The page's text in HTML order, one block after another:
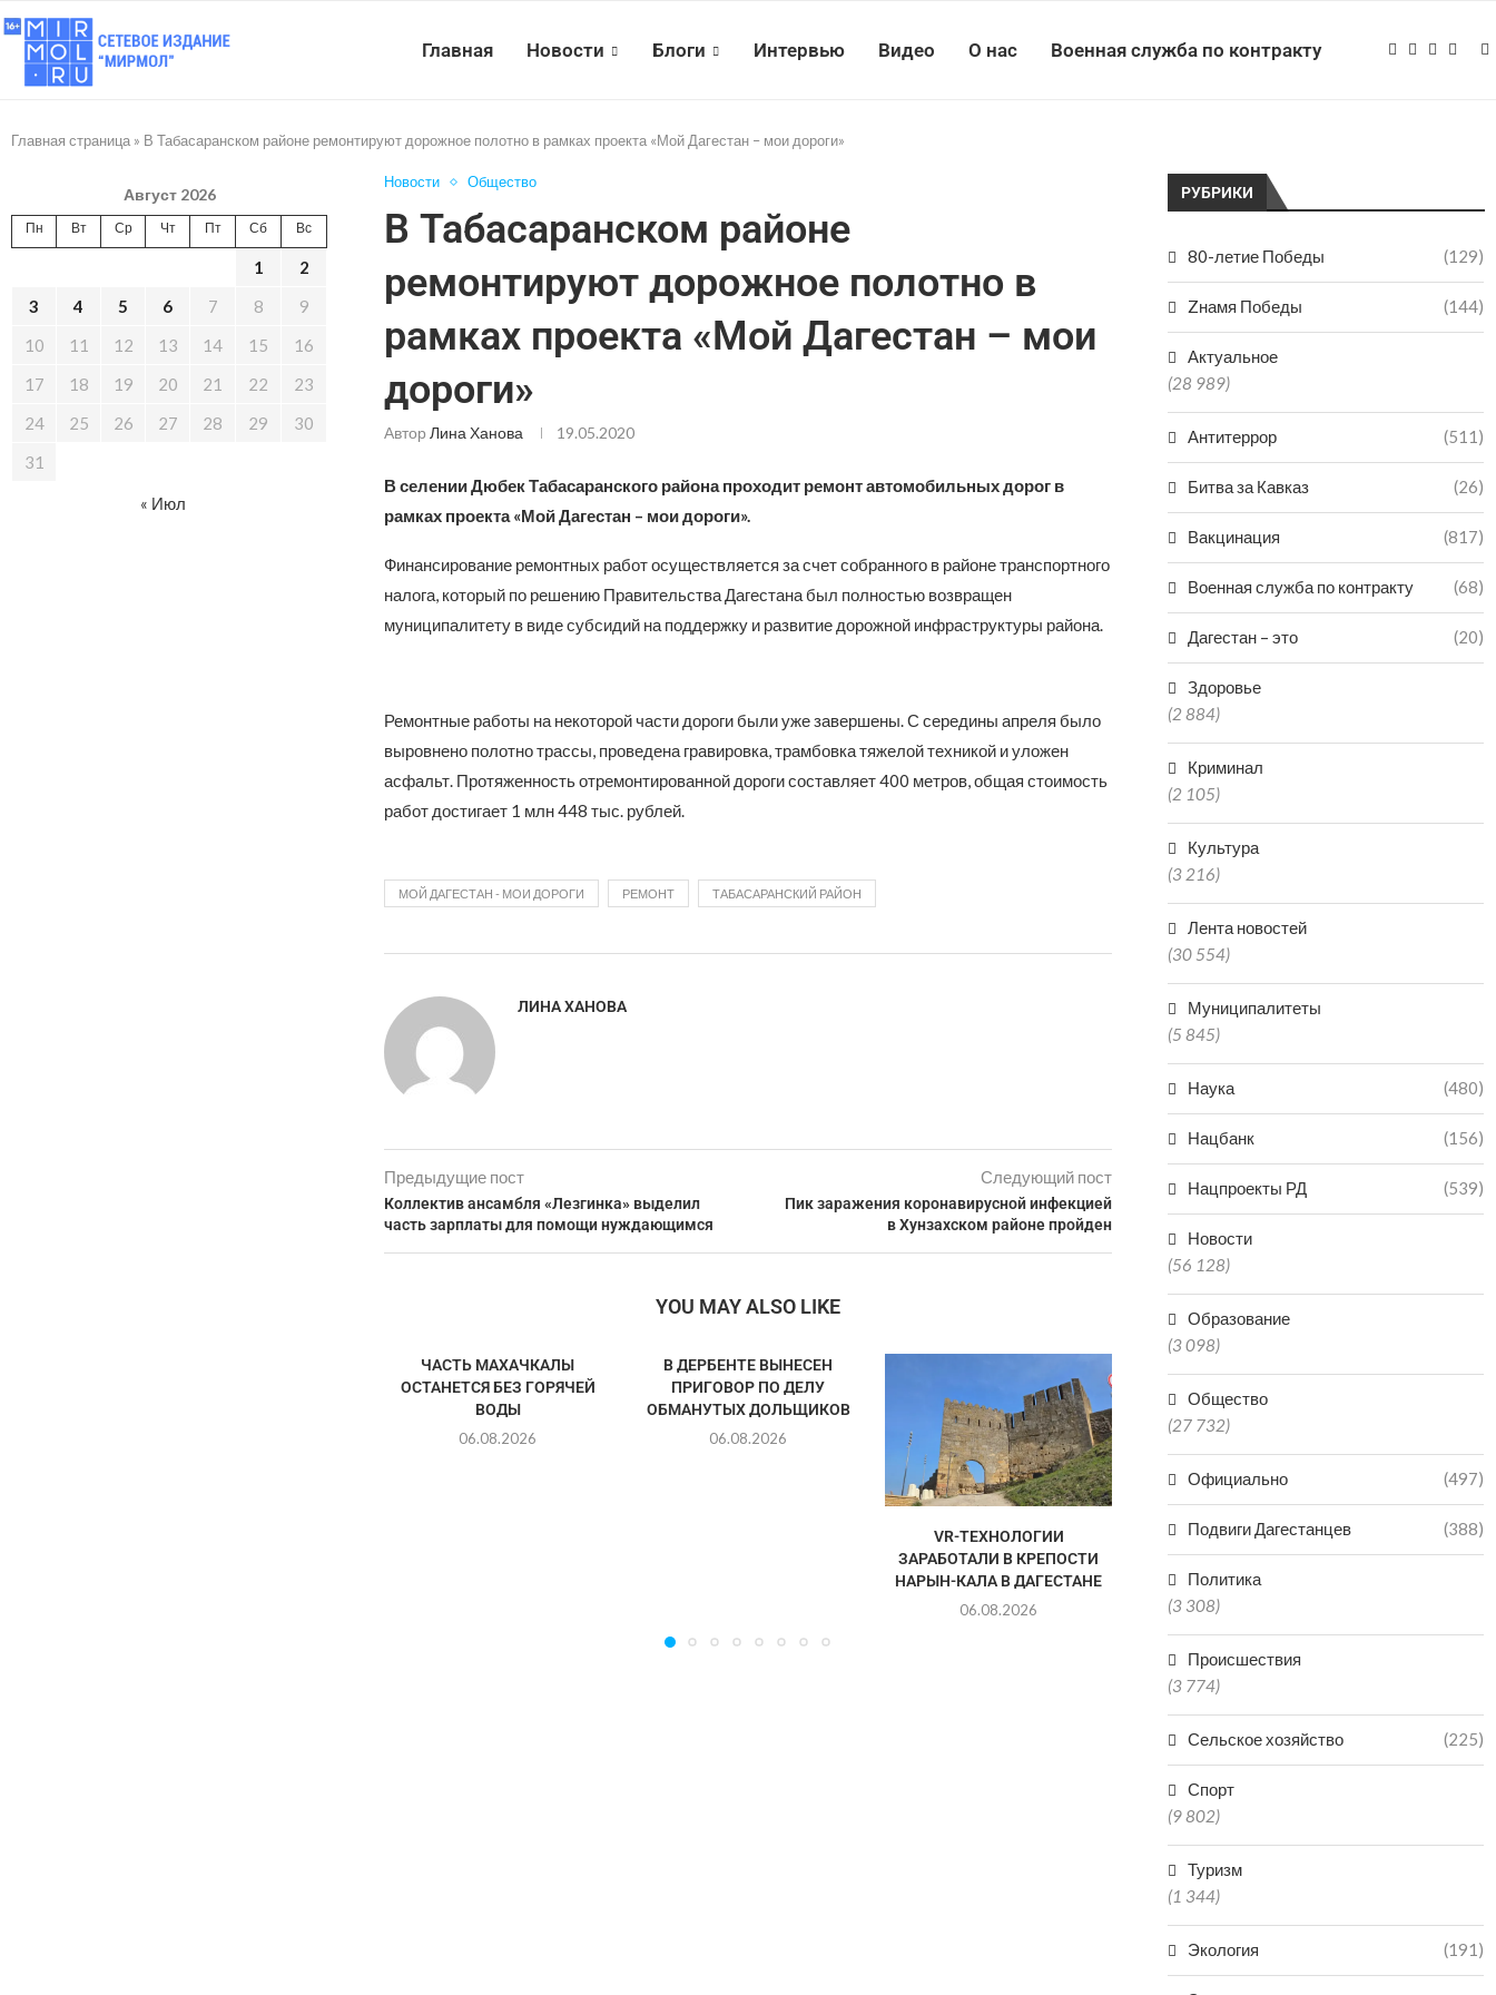
Главная Новости Блоги Интервью Видео О нас Военная служба по контракту
Главная страница » В Табасаранском районе ремонтируют дорожное полотно в рамках проекта «Мой Дагестан – мои дороги»
Новости Общество
В Табасаранском районе
ремонтируют дорожное полотно в
рамках проекта «Мой Дагестан – мои
дороги»
Автор Лина Ханова 19.05.2020
В селении Дюбек Табасаранского района проходит ремонт автомобильных дорог в
рамках проекта «Мой Дагестан – мои дороги».
Финансирование ремонтных работ осуществляется за счет собранного в районе транспортного
налога, который по решению Правительства Дагестана был полностью возвращен
муниципалитету в виде субсидий на поддержку и развитие дорожной инфраструктуры района.
Ремонтные работы на некоторой части дороги были уже завершены. С середины апреля было
выровнено полотно трассы, проведена гравировка, трамбовка тяжелой техникой и уложен
асфальт. Протяженность отремонтированной дороги составляет 400 метров, общая стоимость
работ достигает 1 млн 448 тыс. рублей.
МОЙ ДАГЕСТАН - МОИ ДОРОГИ РЕМОНТ ТАБАСАРАНСКИЙ РАЙОН
ЛИНА ХАНОВА
Предыдущие пост
Коллектив ансамбля «Лезгинка» выделил
часть зарплаты для помощи нуждающимся
Следующий пост
Пик заражения коронавирусной инфекцией
в Хунзахском районе пройден
YOU MAY ALSO LIKE
ЧАСТЬ МАХАЧКАЛЫ
ОСТАНЕТСЯ БЕЗ ГОРЯЧЕЙ
ВОДЫ
06.08.2026
В ДЕРБЕНТЕ ВЫНЕСЕН
ПРИГОВОР ПО ДЕЛУ
ОБМАНУТЫХ ДОЛЬЩИКОВ
06.08.2026
VR-ТЕХНОЛОГИИ
ЗАРАБОТАЛИ В КРЕПОСТИ
НАРЫН-КАЛА В ДАГЕСТАНЕ
06.08.2026
ДАГЕСТАН ВОШЕЛ В ТОП-5
РЕГИОНОВ ПО
ПРОИЗВОДСТВУ
МИНЕРАЛКИ...
06.08.2026
ИГРОК
РУБРИКИ
80-летие Победы (129)
Zнамя Победы (144)
Актуальное
(28 989)
Антитеррор (511)
Битва за Кавказ (26)
Вакцинация (817)
Военная служба по контракту (68)
Дагестан – это (20)
Здоровье
(2 884)
Криминал
(2 105)
Культура
(3 216)
Лента новостей
(30 554)
Муниципалитеты
(5 845)
Наука (480)
Нацбанк (156)
Нацпроекты РД (539)
Новости
(56 128)
Образование
(3 098)
Общество
(27 732)
Официально (497)
Подвиги Дагестанцев (388)
Политика
(3 308)
Происшествия
(3 774)
Сельское хозяйство (225)
Спорт
(9 802)
Туризм
(1 344)
Экология (191)
Август 2026
Пн Вт Ср Чт Пт Сб Вс
1
2
3
4 5 6 7 8
9
10
11 12 13 14 15
16
17
18 19 20 21 22
23
24
25 26 27 28 29
30
31
« Июл